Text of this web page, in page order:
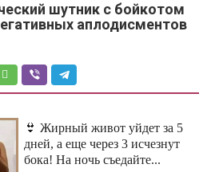
шутник с бойкотом
аплодисментов
👙 Жирный живот уйдет за 5
дней, а еще через 3 исчезнут
бока! На ночь съедайте...